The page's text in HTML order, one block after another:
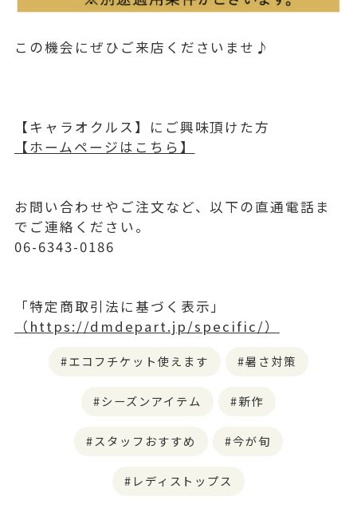
この機会にぜひご来店くださいませ♪
【キャラオクルス】にご興味頂けた方
【ホームページはこちら】
お問い合わせやご注文など、以下の直通電話ま
でご連絡ください。
06-6343-0186
「特定商取引法に基づく表示」
（https://dmdepart.jp/specific/）
エコフチケット使えます 暑さ対策
シーズンアイテム 新作
スタッフおすすめ 今が旬
レディストップス